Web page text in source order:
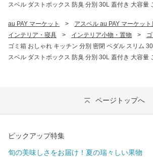
スベル ダストボックス 防臭 分別 30L 蓋付き 大容量
au PAY マーケット > アスベル au PAY マーケット
インテリア・寝具
> インテリア小物・置物 >
ゴミ箱 おしゃれ キッチン 分別 密閉 ペダル スリム
スベル ダストボックス 防臭 分別 30L 蓋付き 大容量
ページトップへ
ピックアップ特集
旬の美味しさをお届け！夏の瑞々しい果物